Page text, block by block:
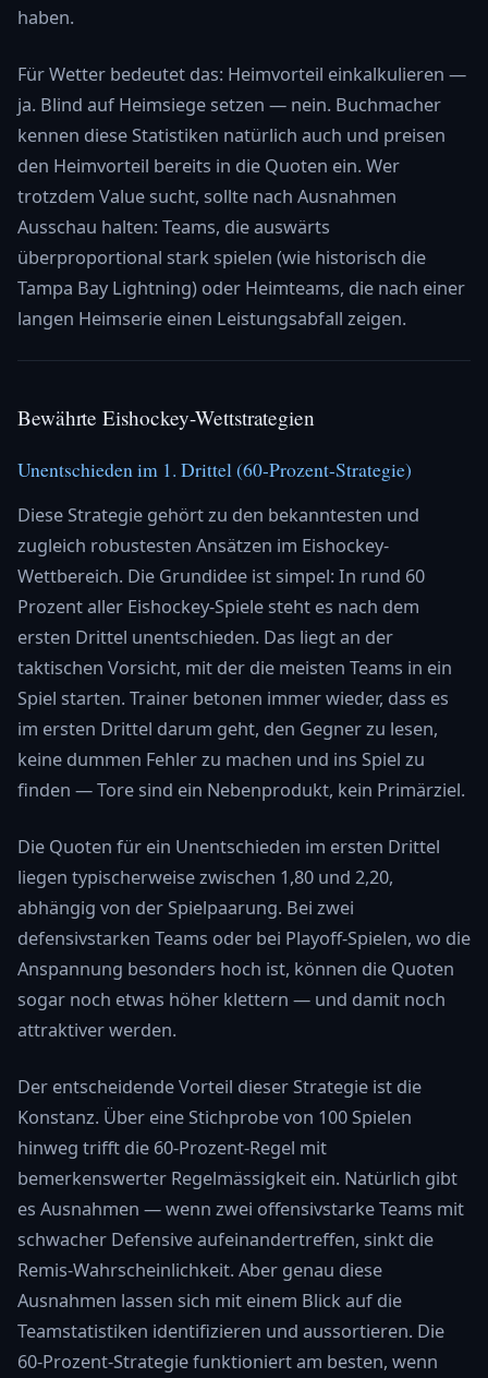
haben.
Für Wetter bedeutet das: Heimvorteil einkalkulieren —
ja. Blind auf Heimsiege setzen — nein. Buchmacher
kennen diese Statistiken natürlich auch und preisen
den Heimvorteil bereits in die Quoten ein. Wer
trotzdem Value sucht, sollte nach Ausnahmen
Ausschau halten: Teams, die auswärts
überproportional stark spielen (wie historisch die
Tampa Bay Lightning) oder Heimteams, die nach einer
langen Heimserie einen Leistungsabfall zeigen.
Bewährte Eishockey-Wettstrategien
Unentschieden im 1. Drittel (60-Prozent-Strategie)
Diese Strategie gehört zu den bekanntesten und
zugleich robustesten Ansätzen im Eishockey-
Wettbereich. Die Grundidee ist simpel: In rund 60
Prozent aller Eishockey-Spiele steht es nach dem
ersten Drittel unentschieden. Das liegt an der
taktischen Vorsicht, mit der die meisten Teams in ein
Spiel starten. Trainer betonen immer wieder, dass es
im ersten Drittel darum geht, den Gegner zu lesen,
keine dummen Fehler zu machen und ins Spiel zu
finden — Tore sind ein Nebenprodukt, kein Primärziel.
Die Quoten für ein Unentschieden im ersten Drittel
liegen typischerweise zwischen 1,80 und 2,20,
abhängig von der Spielpaarung. Bei zwei
defensivstarken Teams oder bei Playoff-Spielen, wo die
Anspannung besonders hoch ist, können die Quoten
sogar noch etwas höher klettern — und damit noch
attraktiver werden.
Der entscheidende Vorteil dieser Strategie ist die
Konstanz. Über eine Stichprobe von 100 Spielen
hinweg trifft die 60-Prozent-Regel mit
bemerkenswerter Regelmässigkeit ein. Natürlich gibt
es Ausnahmen — wenn zwei offensivstarke Teams mit
schwacher Defensive aufeinandertreffen, sinkt die
Remis-Wahrscheinlichkeit. Aber genau diese
Ausnahmen lassen sich mit einem Blick auf die
Teamstatistiken identifizieren und aussortieren. Die
60-Prozent-Strategie funktioniert am besten, wenn